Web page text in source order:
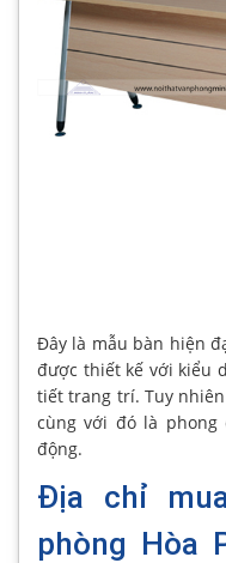
Đây là mẫu bàn hiện
được thiết kế với kiểu
tiết trang trí. Tuy
cùng với đó là
động.
Địa chỉ
phòng Hòa